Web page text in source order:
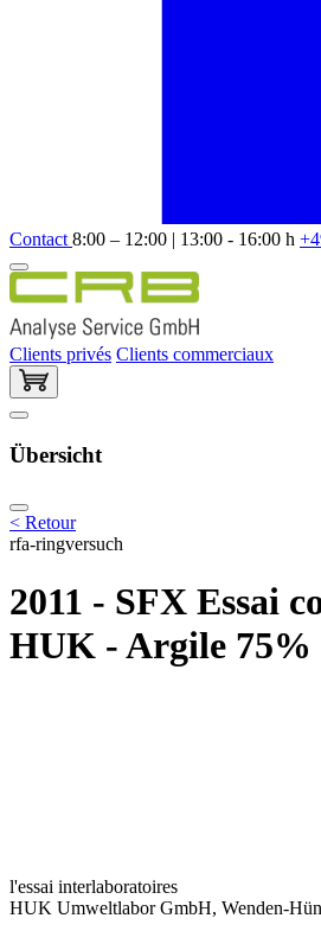
Contact 8:00 – 12:00 | 13:00 - 16:00 h
Clients privés Clients commerciaux
Übersicht
< Retour
rfa-ringversuch
2011 - SFX Essai
HUK - Argile 75%
l'essai interlaboratoires
HUK Umweltlabor GmbH, Wenden-